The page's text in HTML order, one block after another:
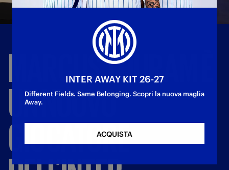
MARCUSTHURAM
UNNUOVO
GIOCATORE
INTER AWAY KIT 26-27
Different Fields. Same Belonging. Scopri la nuova maglia
Away.
ACQUISTA